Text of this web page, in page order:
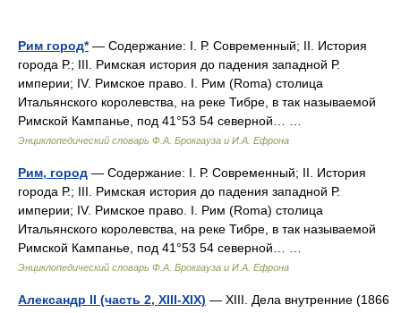
Рим город*— Содержание: I. Р. Современный; II. История
города Р.; III. Римская история до падения западной Р.
империи; IV. Римское право. I. Рим (Roma) столица
Итальянского королевства, на реке Тибре, в так называемой
Римской Кампанье, под 41°53 54 северной… …
Энциклопедический словарь Ф.А. Брокгауза и И.А. Ефрона
Рим, город — Содержание: I. Р. Современный; II. История
города Р.; III. Римская история до падения западной Р.
империи; IV. Римское право. I. Рим (Roma) столица
Итальянского королевства, на реке Тибре, в так называемой
Римской Кампанье, под 41°53 54 северной… …
Энциклопедический словарь Ф.А. Брокгауза и И.А. Ефрона
Александр II (часть 2, XIII-XIX) — XIII. Дела внутренние (1866